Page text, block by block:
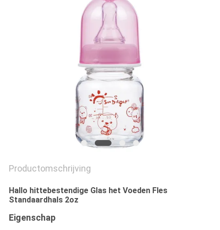
Productomschrijving
Hallo hittebestendige Glas het Voeden Fles
Standaardhals 2oz
Eigenschap